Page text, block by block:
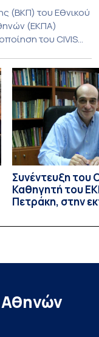
(ΒΚΠ) του Εθνικού
(ΕΚΠΑ)
του CIVIS
το οποίο
δια ζώσης
έως τις 10 Ιουλίου
Συνέντευξη του
Καθηγητή του
Πετράκη, στην
Αθηνών